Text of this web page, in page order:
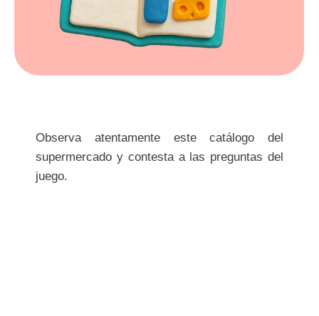
Observa atentamente este catálogo del
supermercado y contesta a las preguntas del
juego.